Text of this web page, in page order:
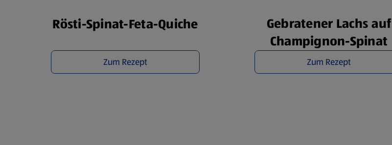
Rösti-Spinat-Feta-Quiche
Zum Rezept
Gebratener Lachs auf
Champignon-Spinat
Zum Rezept